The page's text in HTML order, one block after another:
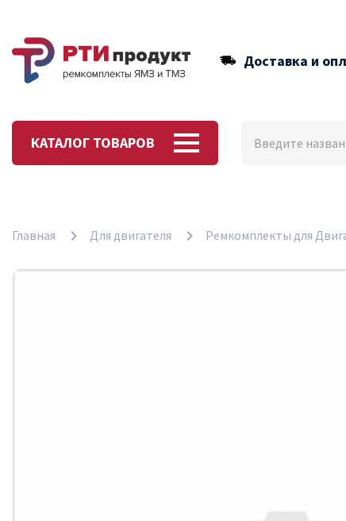
Доставка и
КАТАЛОГ ТОВАРОВ
Главная Для двигателя Ремкомплекты для